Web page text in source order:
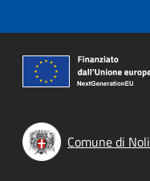
Comune di Noli